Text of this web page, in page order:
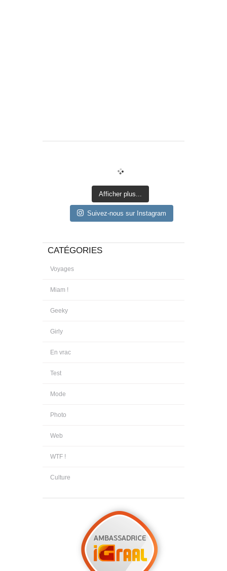
Afficher plus...
Suivez-nous sur Instagram
CATÉGORIES
Voyages
Miam !
Geeky
Girly
En vrac
Test
Mode
Photo
Web
WTF !
Culture